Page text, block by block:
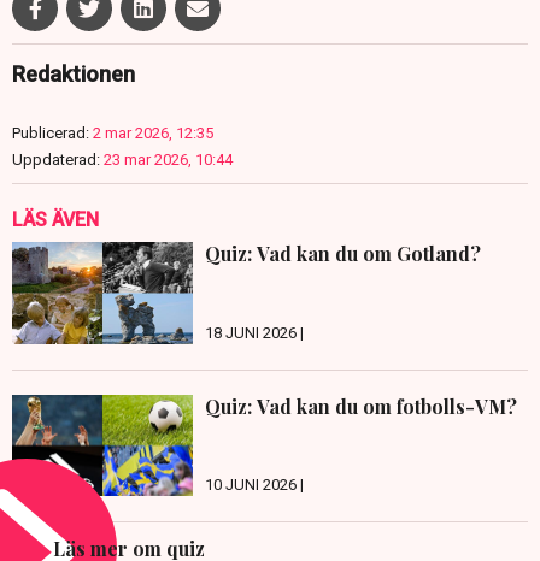
Redaktionen
Publicerad: 2 mar 2026, 12:35
Uppdaterad: 23 mar 2026, 10:44
LÄS ÄVEN
Quiz: Vad kan du om Gotland?
18 JUNI 2026 |
Quiz: Vad kan du om fotbolls-VM?
10 JUNI 2026 |
Läs mer om quiz